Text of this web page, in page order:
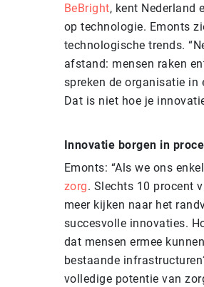
BeBright, kent Nederland
op technologie. Emonts
technologische trends.
afstand: mensen raken
spreken de organisatie in
Dat is niet hoe je
Innovatie borgen in
Emonts: “Als we ons
zorg. Slechts 10 procent
meer kijken naar het
succesvolle innovaties.
dat mensen ermee
bestaande
volledige potentie van